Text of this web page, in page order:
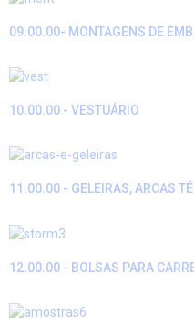
09.00.00- MONTAGENS DE
10.00.00 - VESTUÁRIO
11.00.00 - GELEIRAS, ARCAS
12.00.00 - BOLSAS PARA